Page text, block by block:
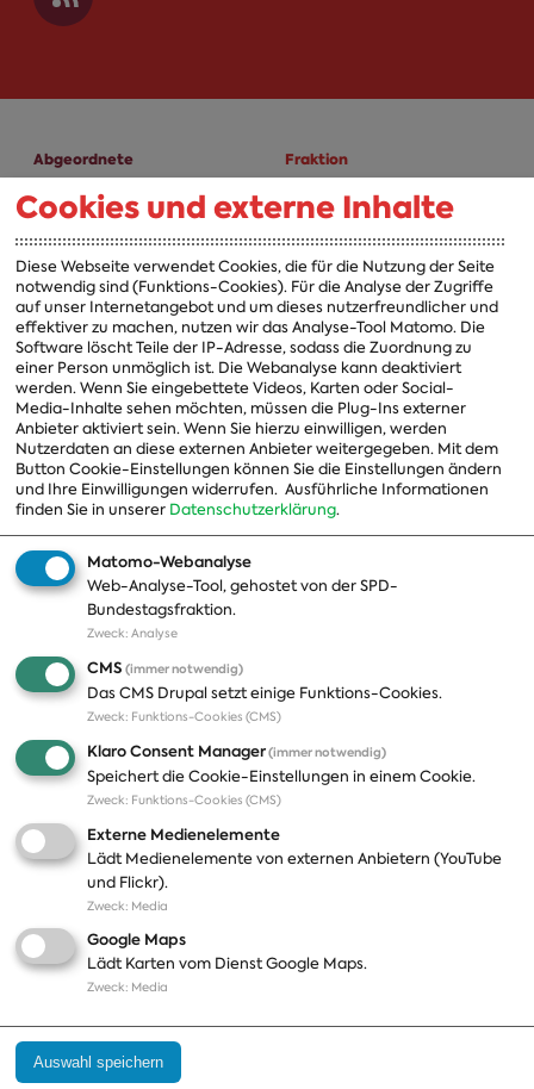
Abgeordnete
A-Z
Fraktion
Fraktion
Vorsitzender
Vorstand
Arbeitsgruppen
Ausschussvorsitzende
Beauftragte
Landesgruppen
Organisation
Themen
Positionen
Publikationen
Presse
Fotos
Pressekontakt
Termine
Jobs und Ausbildung
Häufige Fragen
Podcast
Abonnements
Aktualisierungen
Kontakt
Impressum
Datenschutz
Cookies und externe Inhalte
Diese Webseite verwendet Cookies, die für die Nutzung der Seite
notwendig sind (Funktions-Cookies). Für die Analyse der Zugriffe
auf unser Internetangebot und um dieses nutzerfreundlicher und
effektiver zu machen, nutzen wir das Analyse-Tool Matomo. Die
Software löscht Teile der IP-Adresse, sodass die Zuordnung zu
einer Person unmöglich ist. Die Webanalyse kann deaktiviert
werden. Wenn Sie eingebettete Videos, Karten oder Social-
Media-Inhalte sehen möchten, müssen die Plug-Ins externer
Anbieter aktiviert sein. Wenn Sie hierzu einwilligen, werden
Nutzerdaten an diese externen Anbieter weitergegeben. Mit dem
Button Cookie-Einstellungen können Sie die Einstellungen ändern
und Ihre Einwilligungen widerrufen. Ausführliche Informationen
finden Sie in unserer Datenschutzerklärung.
Matomo-Webanalyse
Web-Analyse-Tool, gehostet von der SPD-
Bundestagsfraktion.
Zweck: Analyse
CMS (immer notwendig)
Das CMS Drupal setzt einige Funktions-Cookies.
Zweck: Funktions-Cookies (CMS)
Klaro Consent Manager(immer notwendig)
Speichert die Cookie-Einstellungen in einem Cookie.
Zweck: Funktions-Cookies (CMS)
Externe Medienelemente
Lädt Medienelemente von externen Anbietern (YouTube
und Flickr).
Zweck: Media
Google Maps
Lädt Karten vom Dienst Google Maps.
Zweck: Media
Auswahl speichern